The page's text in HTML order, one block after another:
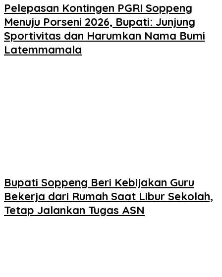
Pelepasan Kontingen PGRI Soppeng
Menuju Porseni 2026, Bupati: Junjung
Sportivitas dan Harumkan Nama Bumi
Latemmamala
Bupati Soppeng Beri Kebijakan Guru
Bekerja dari Rumah Saat Libur Sekolah,
Tetap Jalankan Tugas ASN